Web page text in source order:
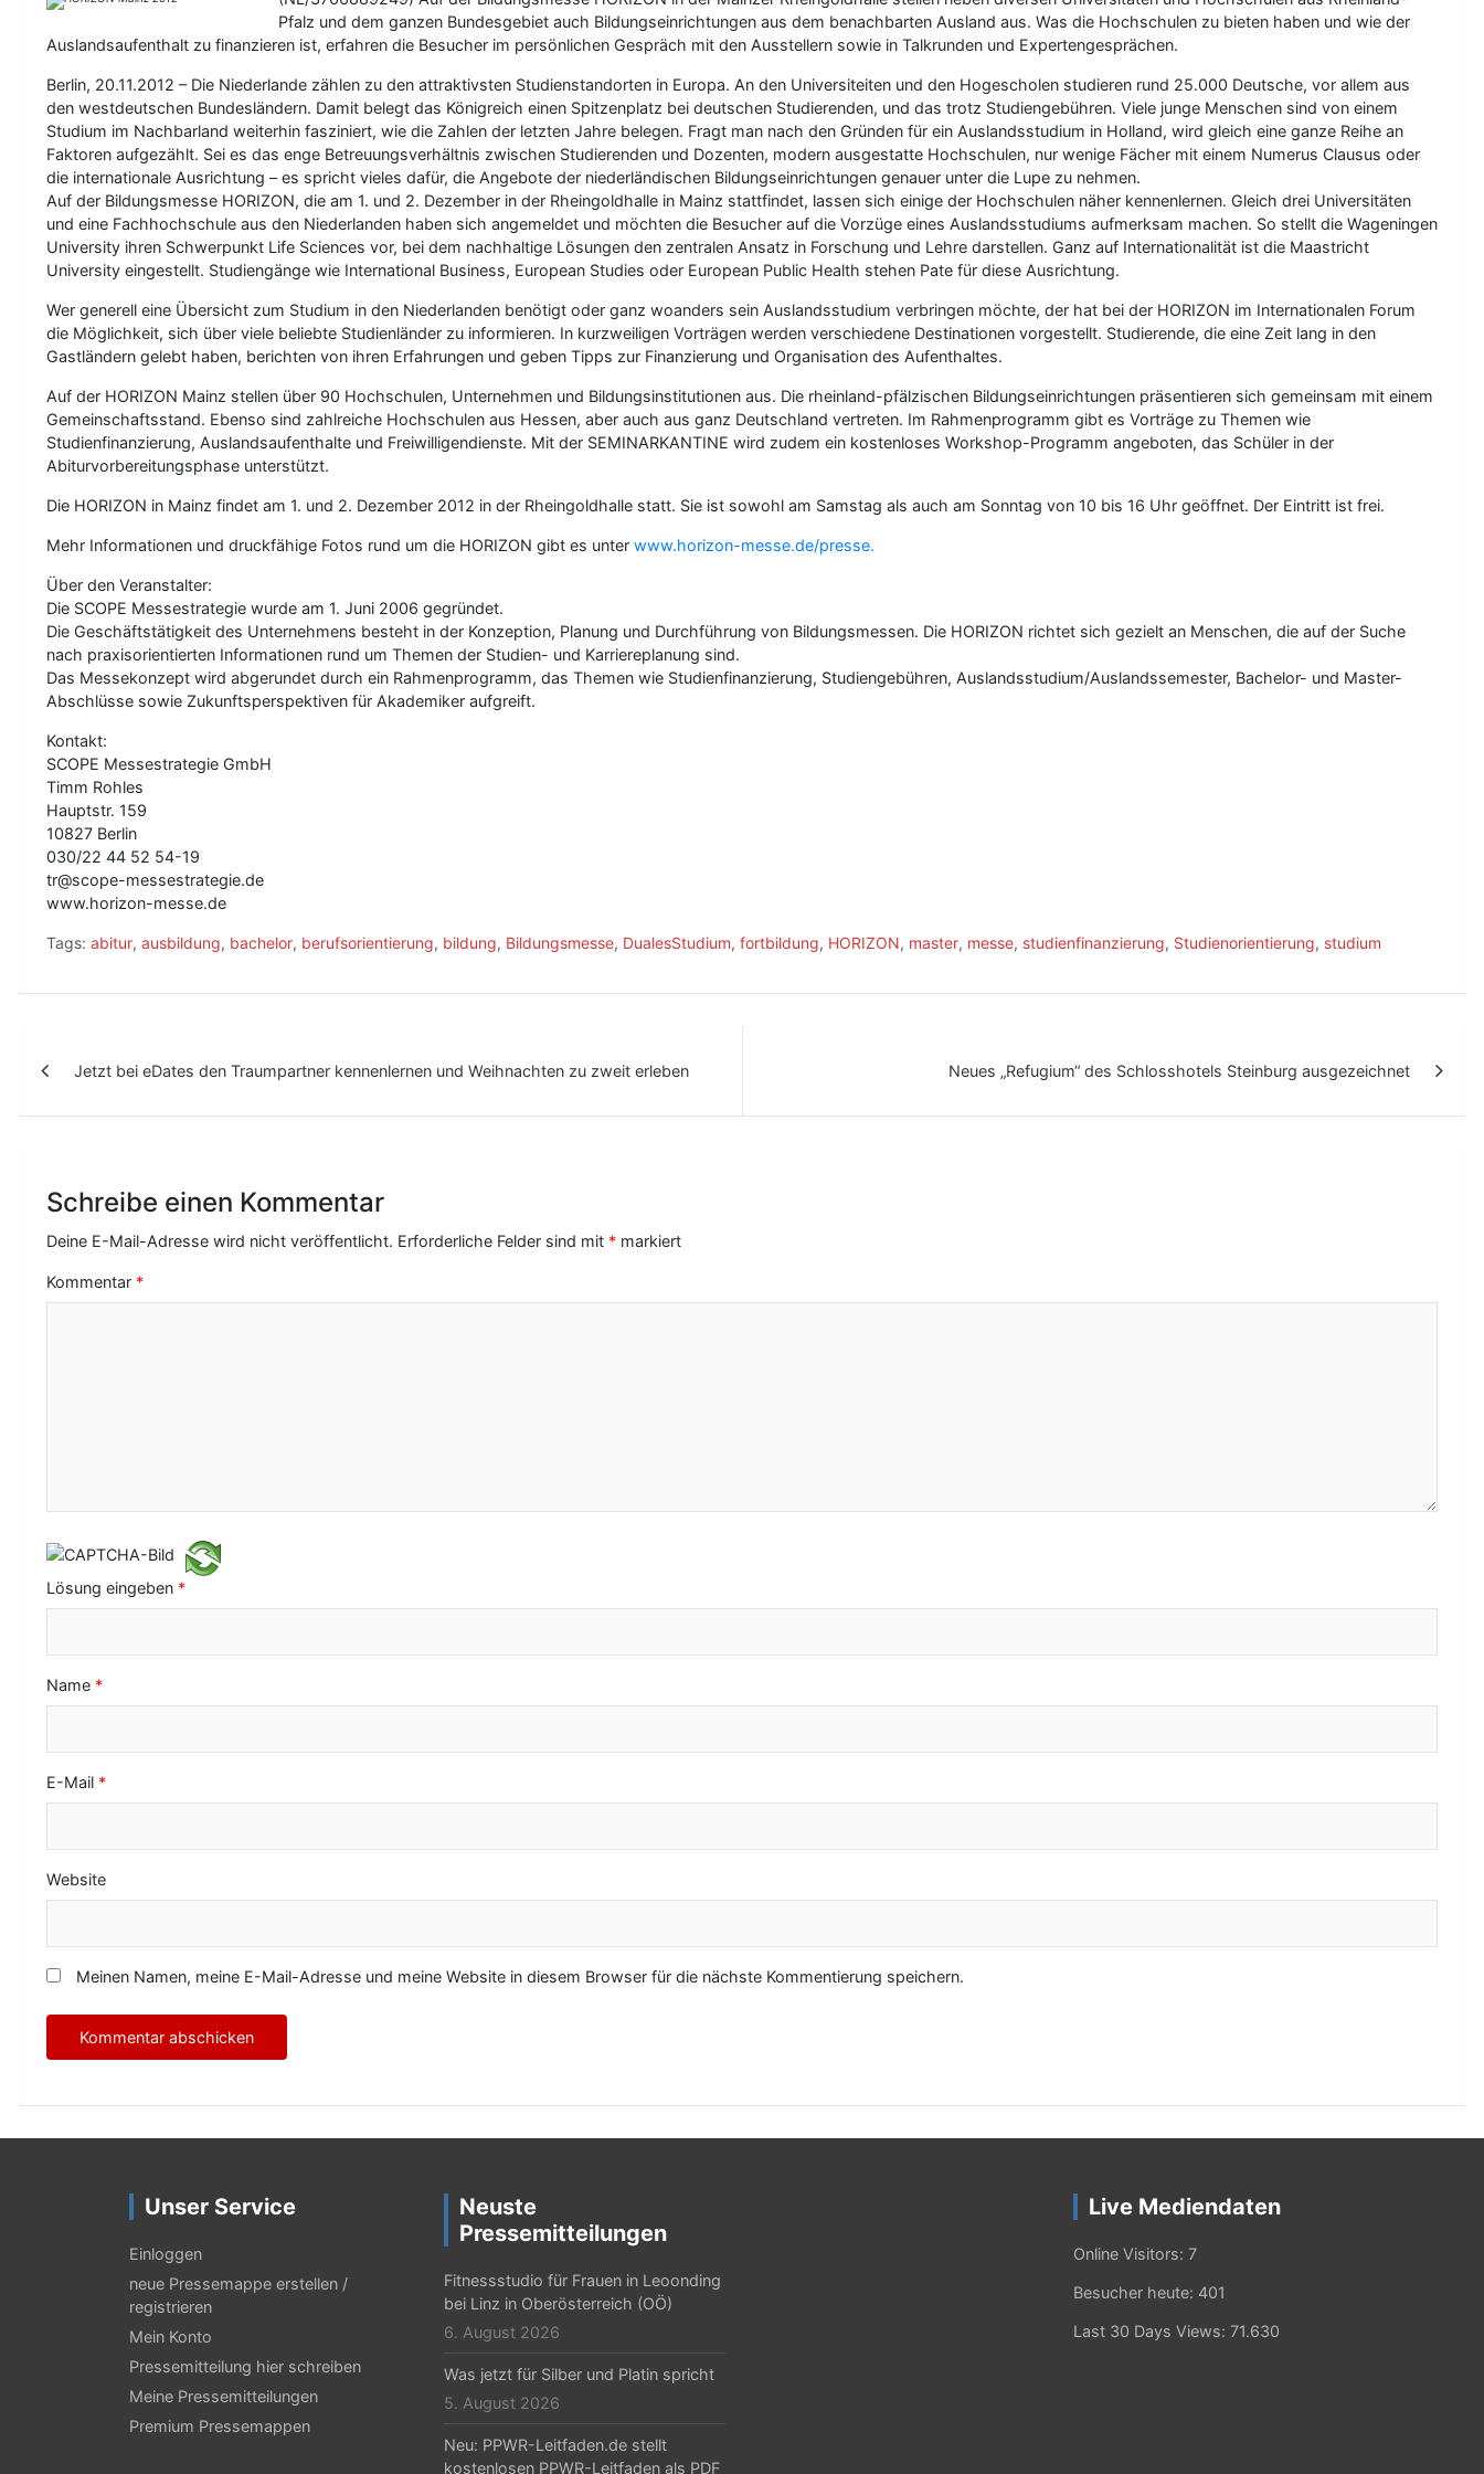
Pfalz und dem ganzen Bundesgebiet auch Bildungseinrichtungen aus dem benachbarten Ausland aus. Was die Hochschulen zu bieten haben und wie der
Auslandsaufenthalt zu finanzieren ist, erfahren die Besucher im persönlichen Gespräch mit den Ausstellern sowie in Talkrunden und Expertengesprächen.
Berlin, 20.11.2012 – Die Niederlande zählen zu den attraktivsten Studienstandorten in Europa. An den Universiteiten und den Hogescholen studieren rund 25.000 Deutsche, vor allem aus
den westdeutschen Bundesländern. Damit belegt das Königreich einen Spitzenplatz bei deutschen Studierenden, und das trotz Studiengebühren. Viele junge Menschen sind von einem
Studium im Nachbarland weiterhin fasziniert, wie die Zahlen der letzten Jahre belegen. Fragt man nach den Gründen für ein Auslandsstudium in Holland, wird gleich eine ganze Reihe an
Faktoren aufgezählt. Sei es das enge Betreuungsverhältnis zwischen Studierenden und Dozenten, modern ausgestatte Hochschulen, nur wenige Fächer mit einem Numerus Clausus oder
die internationale Ausrichtung – es spricht vieles dafür, die Angebote der niederländischen Bildungseinrichtungen genauer unter die Lupe zu nehmen.
Auf der Bildungsmesse HORIZON, die am 1. und 2. Dezember in der Rheingoldhalle in Mainz stattfindet, lassen sich einige der Hochschulen näher kennenlernen. Gleich drei Universitäten
und eine Fachhochschule aus den Niederlanden haben sich angemeldet und möchten die Besucher auf die Vorzüge eines Auslandsstudiums aufmerksam machen. So stellt die Wageningen
University ihren Schwerpunkt Life Sciences vor, bei dem nachhaltige Lösungen den zentralen Ansatz in Forschung und Lehre darstellen. Ganz auf Internationalität ist die Maastricht
University eingestellt. Studiengänge wie International Business, European Studies oder European Public Health stehen Pate für diese Ausrichtung.
Wer generell eine Übersicht zum Studium in den Niederlanden benötigt oder ganz woanders sein Auslandsstudium verbringen möchte, der hat bei der HORIZON im Internationalen Forum
die Möglichkeit, sich über viele beliebte Studienländer zu informieren. In kurzweiligen Vorträgen werden verschiedene Destinationen vorgestellt. Studierende, die eine Zeit lang in den
Gastländern gelebt haben, berichten von ihren Erfahrungen und geben Tipps zur Finanzierung und Organisation des Aufenthaltes.
Auf der HORIZON Mainz stellen über 90 Hochschulen, Unternehmen und Bildungsinstitutionen aus. Die rheinland-pfälzischen Bildungseinrichtungen präsentieren sich gemeinsam mit einem
Gemeinschaftsstand. Ebenso sind zahlreiche Hochschulen aus Hessen, aber auch aus ganz Deutschland vertreten. Im Rahmenprogramm gibt es Vorträge zu Themen wie
Studienfinanzierung, Auslandsaufenthalte und Freiwilligendienste. Mit der SEMINARKANTINE wird zudem ein kostenloses Workshop-Programm angeboten, das Schüler in der
Abiturvorbereitungsphase unterstützt.
Die HORIZON in Mainz findet am 1. und 2. Dezember 2012 in der Rheingoldhalle statt. Sie ist sowohl am Samstag als auch am Sonntag von 10 bis 16 Uhr geöffnet. Der Eintritt ist frei.
Mehr Informationen und druckfähige Fotos rund um die HORIZON gibt es unter www.horizon-messe.de/presse.
Über den Veranstalter:
Die SCOPE Messestrategie wurde am 1. Juni 2006 gegründet.
Die Geschäftstätigkeit des Unternehmens besteht in der Konzeption, Planung und Durchführung von Bildungsmessen. Die HORIZON richtet sich gezielt an Menschen, die auf der Suche
nach praxisorientierten Informationen rund um Themen der Studien- und Karriereplanung sind.
Das Messekonzept wird abgerundet durch ein Rahmenprogramm, das Themen wie Studienfinanzierung, Studiengebühren, Auslandsstudium/Auslandssemester, Bachelor- und Master-
Abschlüsse sowie Zukunftsperspektiven für Akademiker aufgreift.
Kontakt:
SCOPE Messestrategie GmbH
Timm Rohles
Hauptstr. 159
10827 Berlin
030/22 44 52 54-19
tr@scope-messestrategie.de
www.horizon-messe.de
Tags: abitur, ausbildung, bachelor, berufsorientierung, bildung, Bildungsmesse, DualesStudium, fortbildung, HORIZON, master, messe, studienfinanzierung, Studienorientierung, studium
i
Jetzt bei eDates den Traumpartner kennenlernen und Weihnachten zu zweit erleben Neues „Refugium“ des Schlosshotels Steinburg ausgezeichnet
Schreibe einen Kommentar
Deine E-Mail-Adresse wird nicht veröffentlicht. Erforderliche Felder sind mit * markiert
Kommentar *
Lösung eingeben *
Name *
E-Mail *
Website
Meinen Namen, meine E-Mail-Adresse und meine Website in diesem Browser für die nächste Kommentierung speichern.
Unser Service
Einloggen
neue Pressemappe erstellen /
registrieren
Mein Konto
Pressemitteilung hier schreiben
Meine Pressemitteilungen
Premium Pressemappen
Neuste
Pressemitteilungen
Fitnessstudio für Frauen in Leoonding
bei Linz in Oberösterreich (OÖ)
6. August 2026
Was jetzt für Silber und Platin spricht
5. August 2026
Neu: PPWR-Leitfaden.de stellt
kostenlosen PPWR-Leitfaden als PDF
Live Mediendaten
Online Visitors: 7
Besucher heute: 401
Last 30 Days Views: 71.630